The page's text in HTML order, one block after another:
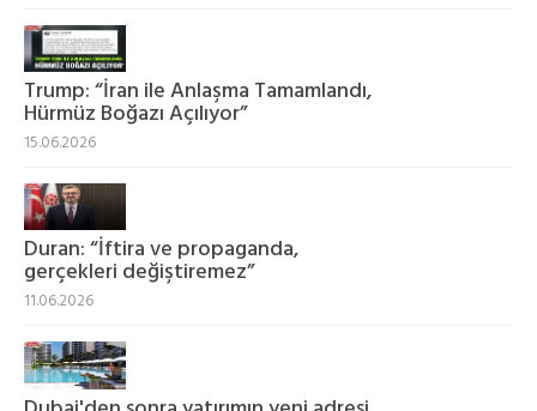
Trump: “İran ile Anlaşma Tamamlandı,
Hürmüz Boğazı Açılıyor”
15.06.2026
Duran: “İftira ve propaganda,
gerçekleri değiştiremez”
11.06.2026